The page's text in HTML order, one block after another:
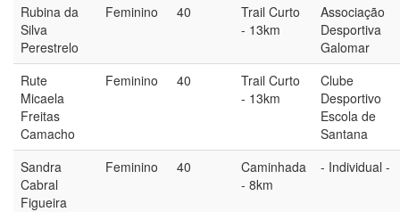
Rubina da
Silva
Perestrelo
Feminino 40
Trail Curto
- 13km
Associação
Desportiva
Galomar
Rute
Micaela
Freitas
Camacho
Feminino 40
Trail Curto
- 13km
Clube
Desportivo
Escola de
Santana
Sandra
Cabral
Figueira
Feminino 40
Caminhada
- 8km
- Individual -